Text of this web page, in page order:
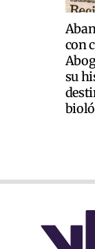
con
su